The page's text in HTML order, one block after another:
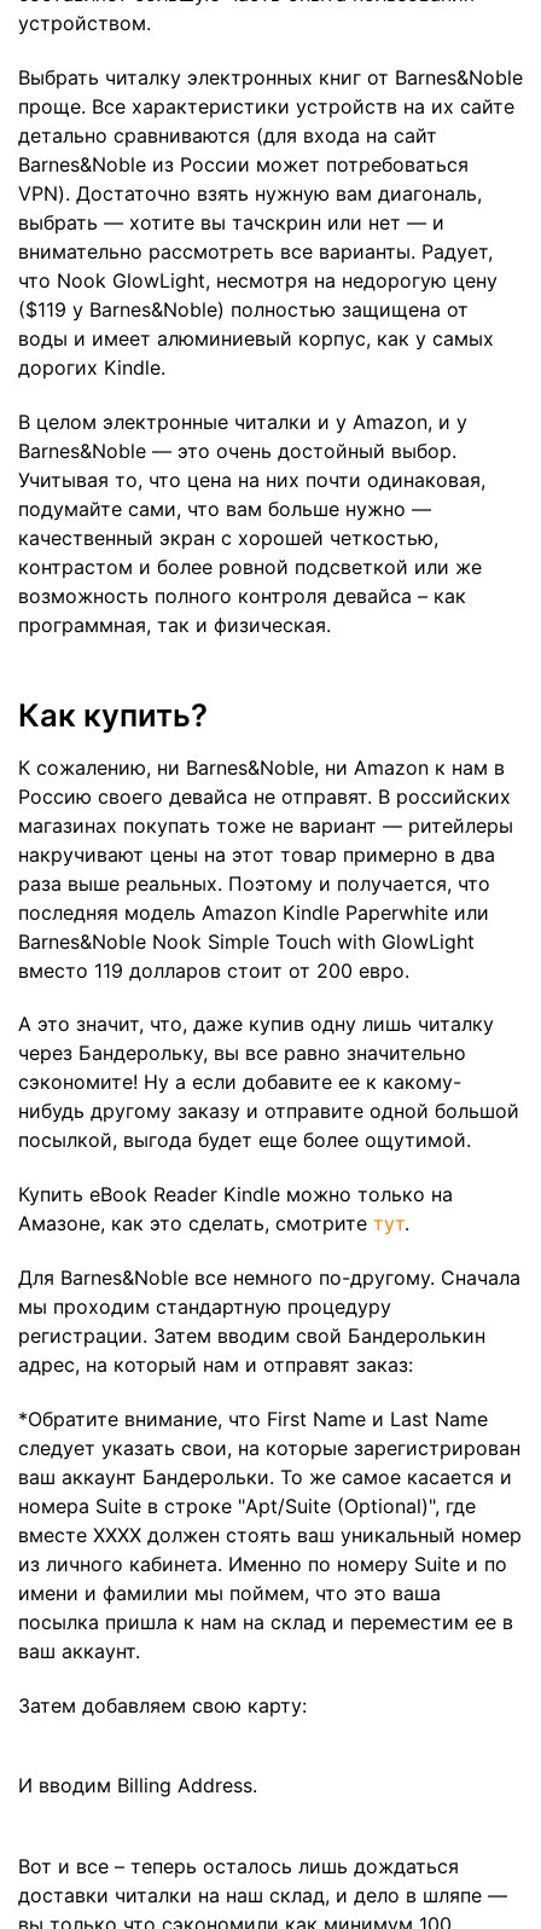
устройством.
Выбрать читалку электронных книг от Barnes&Noble
проще. Все характеристики устройств на их сайте
детально сравниваются (для входа на сайт
Barnes&Noble из России может потребоваться
VPN). Достаточно взять нужную вам диагональ,
выбрать — хотите вы тачскрин или нет — и
внимательно рассмотреть все варианты. Радует,
что Nook GlowLight, несмотря на недорогую цену
($119 у Barnes&Noble) полностью защищена от
воды и имеет алюминиевый корпус, как у самых
дорогих Kindle.
В целом электронные читалки и у Amazon, и у
Barnes&Noble — это очень достойный выбор.
Учитывая то, что цена на них почти одинаковая,
подумайте сами, что вам больше нужно —
качественный экран с хорошей четкостью,
контрастом и более ровной подсветкой или же
возможность полного контроля девайса – как
программная, так и физическая.
Как купить?
К сожалению, ни Barnes&Noble, ни Amazon к нам в
Россию своего девайса не отправят. В российских
магазинах покупать тоже не вариант — ритейлеры
накручивают цены на этот товар примерно в два
раза выше реальных. Поэтому и получается, что
последняя модель Amazon Kindle Paperwhite или
Barnes&Noble Nook Simple Touch with GlowLight
вместо 119 долларов стоит от 200 евро.
А это значит, что, даже купив одну лишь читалку
через Бандерольку, вы все равно значительно
сэкономите! Ну а если добавите ее к какому-
нибудь другому заказу и отправите одной большой
посылкой, выгода будет еще более ощутимой.
Купить eBook Reader Kindle можно только на
Амазоне, как это сделать, смотрите тут.
Для Barnes&Noble все немного по-другому. Сначала
мы проходим стандартную процедуру
регистрации. Затем вводим свой Бандеролькин
адрес, на который нам и отправят заказ:
*Обратите внимание, что First Name и Last Name
следует указать свои, на которые зарегистрирован
ваш аккаунт Бандерольки. То же самое касается и
номера Suite в строке "Apt/Suite (Optional)", где
вместе XXXX должен стоять ваш уникальный номер
из личного кабинета. Именно по номеру Suite и по
имени и фамилии мы поймем, что это ваша
посылка пришла к нам на склад и переместим ее в
ваш аккаунт.
Затем добавляем свою карту:
И вводим Billing Address.
Вот и все – теперь осталось лишь дождаться
доставки читалки на наш склад, и дело в шляпе —
вы только что сэкономили как минимум 100